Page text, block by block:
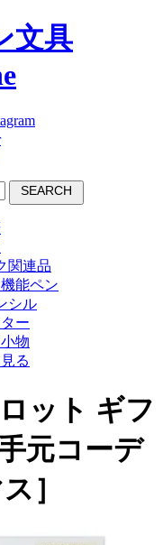
SEARCH
関連品
能ペン
シル
ー
物
ット ギフ
元コーデ
］